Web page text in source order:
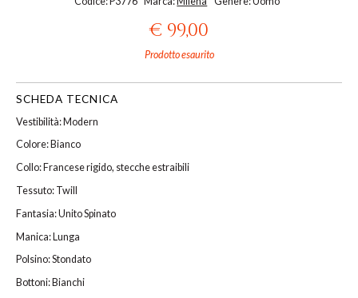
€ 99,00
Prodotto esaurito
SCHEDA TECNICA
Vestibilità: Modern
Colore: Bianco
Collo: Francese rigido, stecche estraibili
Tessuto: Twill
Fantasia: Unito Spinato
Manica: Lunga
Polsino: Stondato
Bottoni: Bianchi